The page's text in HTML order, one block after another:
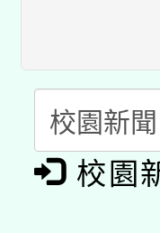
A3數
「數
pilot」
有關
薪期
轉知
115
校園